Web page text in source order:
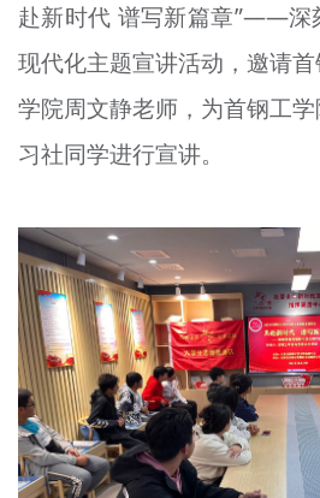
北京宣传文化引导基金
宣传思想文化人才
专题
赴新时代 谱写新篇章”——深
现代化主题宣讲活动，邀请
学院周文静老师，为首钢工
习社同学进行宣讲。